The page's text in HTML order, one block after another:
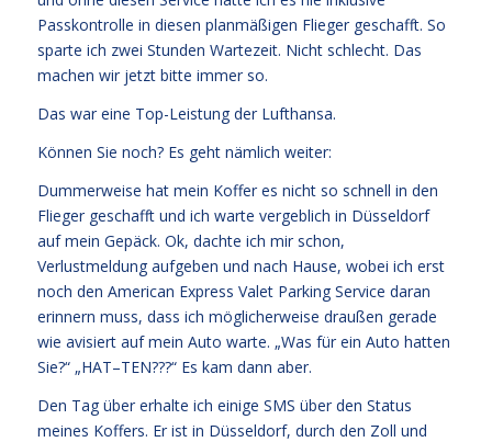
Passkontrolle in diesen planmäßigen Flieger geschafft. So
sparte ich zwei Stunden Wartezeit. Nicht schlecht. Das
machen wir jetzt bitte immer so.
Das war eine Top-Leistung der Lufthansa.
Können Sie noch? Es geht nämlich weiter:
Dummerweise hat mein Koffer es nicht so schnell in den
Flieger geschafft und ich warte vergeblich in Düsseldorf
auf mein Gepäck. Ok, dachte ich mir schon,
Verlustmeldung aufgeben und nach Hause, wobei ich erst
noch den American Express Valet Parking Service daran
erinnern muss, dass ich möglicherweise draußen gerade
wie avisiert auf mein Auto warte. „Was für ein Auto hatten
Sie?“ „HAT–TEN???“ Es kam dann aber.
Den Tag über erhalte ich einige SMS über den Status
meines Koffers. Er ist in Düsseldorf, durch den Zoll und